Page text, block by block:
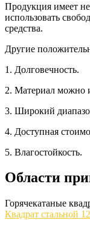
Продукция имеет
использовать
средства.
Другие
1. Долговечность.
2. Материал можно
3. Широкий
4. Доступная
5. Влагостойкость.
Области
Горячекатаные
Квадрат стальной